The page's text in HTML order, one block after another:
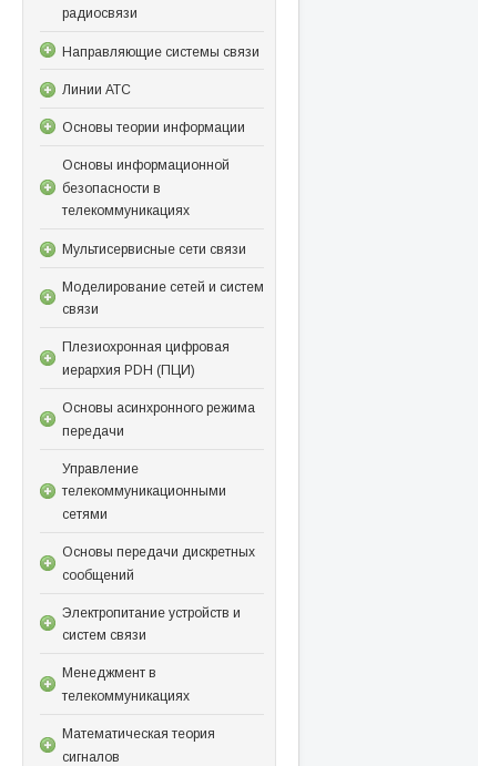
радиосвязи
Направляющие системы связи
Линии АТС
Основы теории информации
Основы информационной
безопасности в
телекоммуникациях
Мультисервисные сети связи
Моделирование сетей и систем
связи
Плезиохронная цифровая
иерархия PDH (ПЦИ)
Основы асинхронного режима
передачи
Управление
телекоммуникационными
сетями
Основы передачи дискретных
сообщений
Электропитание устройств и
систем связи
Менеджмент в
телекоммуникациях
Математическая теория
сигналов